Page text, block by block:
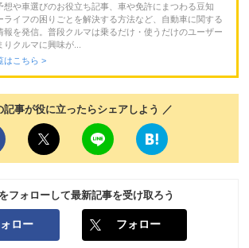
想や車選びのお役立ち記事、車や免許にまつわる豆知
ライフの困りごとを解決する方法など、自動車に関する
報を発信。普段クルマは乗るだけ・使うだけのユーザー
りクルマに興味が...
はこちら >
記事が役に立ったらシェアしよう ／
フォローして最新記事を受け取ろう
ロー フォロー